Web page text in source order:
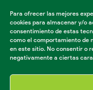
Para ofrecer las mejores
cookies para almacenar y/o
consentimiento de estas
como el comportamiento de
en este sitio. No consentir o
negativamente a ciertas
Insumos
Maquinaria
Maquinaria
Acondicionador
Herramientas